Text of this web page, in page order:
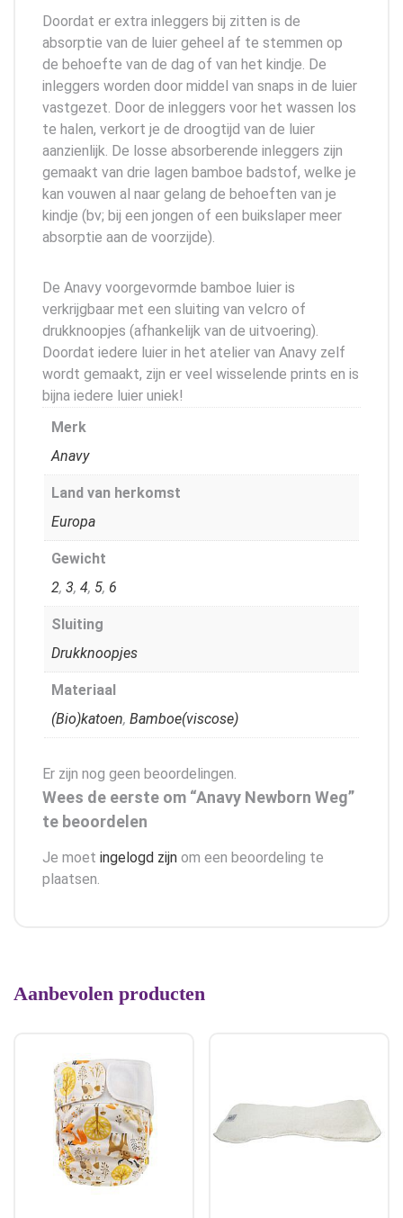
Doordat er extra inleggers bij zitten is de
absorptie van de luier geheel af te stemmen op
de behoefte van de dag of van het kindje. De
inleggers worden door middel van snaps in de luier
vastgezet. Door de inleggers voor het wassen los
te halen, verkort je de droogtijd van de luier
aanzienlijk. De losse absorberende inleggers zijn
gemaakt van drie lagen bamboe badstof, welke je
kan vouwen al naar gelang de behoeften van je
kindje (bv; bij een jongen of een buikslaper meer
absorptie aan de voorzijde).
De Anavy voorgevormde bamboe luier is
verkrijgbaar met een sluiting van velcro of
drukknoopjes (afhankelijk van de uitvoering).
Doordat iedere luier in het atelier van Anavy zelf
wordt gemaakt, zijn er veel wisselende prints en is
bijna iedere luier uniek!
Merk
Anavy
Land van herkomst
Europa
Gewicht
2, 3, 4, 5, 6
Sluiting
Drukknoopjes
Materiaal
(Bio)katoen, Bamboe(viscose)
Er zijn nog geen beoordelingen.
Wees de eerste om “Anavy Newborn Weg”
te beoordelen
Je moet ingelogd zijn om een beoordeling te
plaatsen.
Aanbevolen producten